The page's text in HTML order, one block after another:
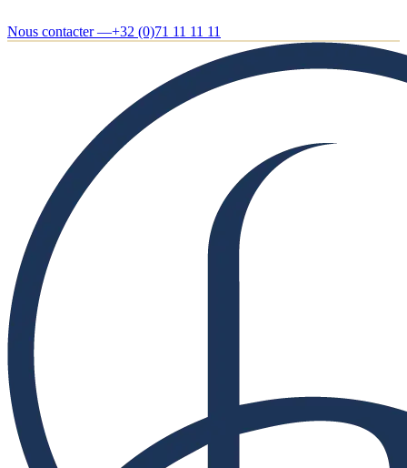
Nous contacter —+32 (0)71 11 11 11